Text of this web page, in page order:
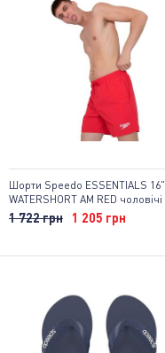
Шорти Speedo ESSENTIALS 16"
WATERSHORT AM RED чоловічі
1 722 грн 1 205 грн